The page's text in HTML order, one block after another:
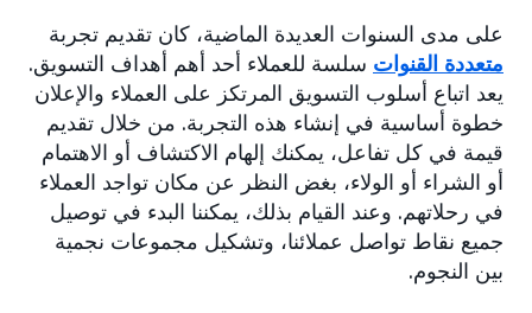
على مدى السنوات العديدة الماضية، كان تقديم تجربة
متعددة القنوات سلسة للعملاء أحد أهم أهداف التسويق.
يعد اتباع أسلوب التسويق المرتكز على العملاء والإعلان
خطوة أساسية في إنشاء هذه التجربة. من خلال تقديم
قيمة في كل تفاعل، يمكنك إلهام الاكتشاف أو الاهتمام
أو الشراء أو الولاء، بغض النظر عن مكان تواجد العملاء
في رحلاتهم. وعند القيام بذلك، يمكننا البدء في توصيل
جميع نقاط تواصل عملائنا، وتشكيل مجموعات نجمية
بين النجوم.